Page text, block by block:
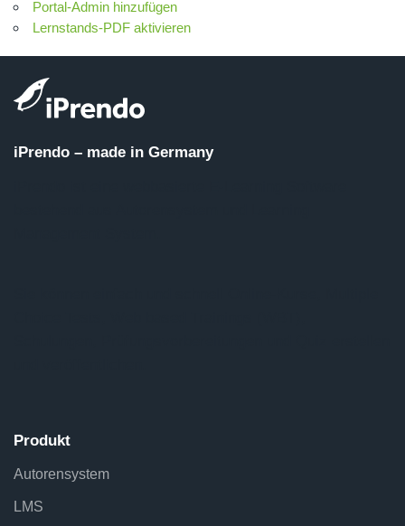
Portal-Admin hinzufügen
Lernstands-PDF aktivieren
iPrendo – made in Germany
Produkt
Autorensystem
LMS